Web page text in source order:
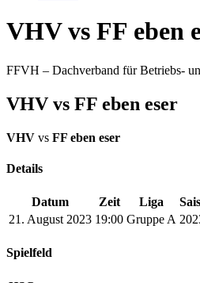
VHV vs FF eben
FFVH – Dachverband für Betriebs-
VHV vs FF eben eser
VHV vs FF eben eser
Details
Datum Zeit Liga
21. August 2023 19:00 Gruppe A
Spielfeld